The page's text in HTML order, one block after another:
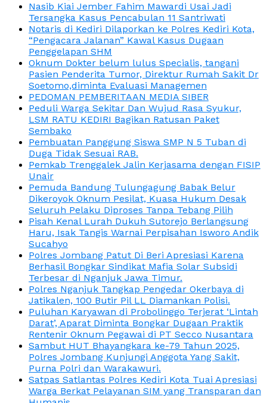
Nasib Kiai Jember Fahim Mawardi Usai Jadi
Tersangka Kasus Pencabulan 11 Santriwati
Notaris di Kediri Dilaporkan ke Polres Kediri Kota,
“Pengacara Jalanan” Kawal Kasus Dugaan
Penggelapan SHM
Oknum Dokter belum lulus Specialis, tangani
Pasien Penderita Tumor, Direktur Rumah Sakit Dr
Soetomo,diminta Evaluasi Managemen
PEDOMAN PEMBERITAAN MEDIA SIBER
Peduli Warga Sekitar Dan Wujud Rasa Syukur,
LSM RATU KEDIRI Bagikan Ratusan Paket
Sembako
Pembuatan Panggung Siswa SMP N 5 Tuban di
Duga Tidak Sesuai RAB.
Pemkab Trenggalek Jalin Kerjasama dengan FISIP
Unair
Pemuda Bandung Tulungagung Babak Belur
Dikeroyok Oknum Pesilat, Kuasa Hukum Desak
Seluruh Pelaku Diproses Tanpa Tebang Pilih
Pisah Kenal Lurah Dukuh Sutorejo Berlangsung
Haru, Isak Tangis Warnai Perpisahan Isworo Andik
Sucahyo
Polres Jombang Patut Di Beri Apresiasi Karena
Berhasil Bongkar Sindikat Mafia Solar Subsidi
Terbesar di Nganjuk Jawa Timur.
Polres Nganjuk Tangkap Pengedar Okerbaya di
Jatikalen, 100 Butir Pil LL Diamankan Polisi.
Puluhan Karyawan di Probolinggo Terjerat ‘Lintah
Darat’, Aparat Diminta Bongkar Dugaan Praktik
Rentenir Oknum Pegawai di PT Secco Nusantara
Sambut HUT Bhayangkara ke-79 Tahun 2025,
Polres Jombang Kunjungi Anggota Yang Sakit,
Purna Polri dan Warakawuri.
Satpas Satlantas Polres Kediri Kota Tuai Apresiasi
Warga Berkat Pelayanan SIM yang Transparan dan